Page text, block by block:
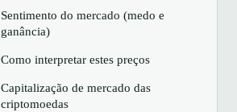
Sentimento do mercado (medo e
ganância)
Como interpretar estes preços
Capitalização de mercado das
criptomoedas